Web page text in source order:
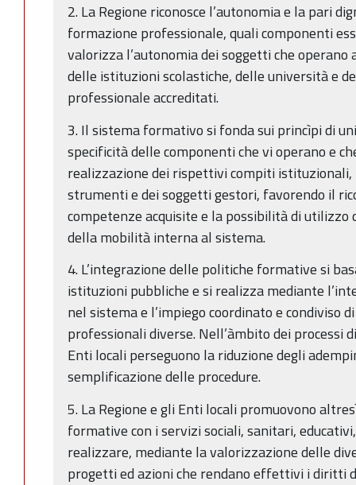
2. La Regione riconosce l’autonomia e la pari
formazione professionale, quali componenti
valorizza l’autonomia dei soggetti che
delle istituzioni scolastiche, delle università e
professionale accreditati.
3. Il sistema formativo si fonda sui princìpi di
specificità delle componenti che vi operano e
realizzazione dei rispettivi compiti
strumenti e dei soggetti gestori, favorendo il
competenze acquisite e la possibilità di
della mobilità interna al sistema.
4. L’integrazione delle politiche formative si
istituzioni pubbliche e si realizza mediante
nel sistema e l’impiego coordinato e condiviso
professionali diverse. Nell’àmbito dei processi
Enti locali perseguono la riduzione degli
semplificazione delle procedure.
5. La Regione e gli Enti locali promuovono
formative con i servizi sociali, sanitari,
realizzare, mediante la valorizzazione delle
progetti ed azioni che rendano effettivi i diritti